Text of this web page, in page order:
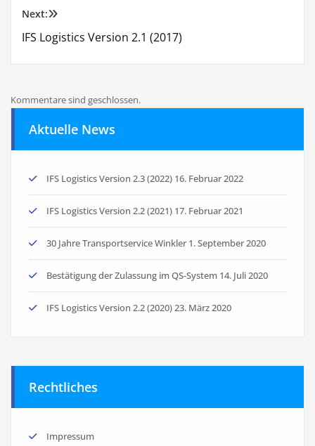
Next:
IFS Logistics Version 2.1 (2017)
Kommentare sind geschlossen.
Aktuelle News
IFS Logistics Version 2.3 (2022) 16. Februar 2022
IFS Logistics Version 2.2 (2021) 17. Februar 2021
30 Jahre Transportservice Winkler 1. September 2020
Bestätigung der Zulassung im QS-System 14. Juli 2020
IFS Logistics Version 2.2 (2020)23. März 2020
Rechtliches
Impressum